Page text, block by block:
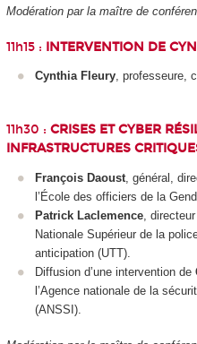
Modération par la maître de
11h15 : INTERVENTION DE
Cynthia Fleury, professeure,
11h30 : CRISES ET CYBER
INFRASTRUCTURES
François Daoust , général,
l’École des officiers de la
Patrick Laclemence ,
Nationale Supérieur de la
anticipation (UTT).
Diffusion d’une intervention de
l’Agence nationale de la
(ANSSI).